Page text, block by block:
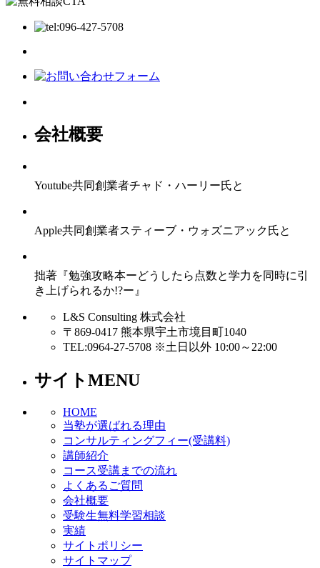
会社概要
Youtube共同創業者チャド・ハーリー氏と
Apple共同創業者スティーブ・ウォズニアック氏と
拙著『勉強攻略本ーどうしたら点数と学力を同時に引
き上げられるか!?ー』
L&S Consulting 株式会社
〒869-0417 熊本県宇土市境目町1040
TEL:0964-27-5708 ※土日以外 10:00～22:00
サイトMENU
HOME
当塾が選ばれる理由
コンサルティングフィー(受講料)
講師紹介
コース受講までの流れ
よくあるご質問
会社概要
受験生無料学習相談
実績
サイトポリシー
サイトマップ